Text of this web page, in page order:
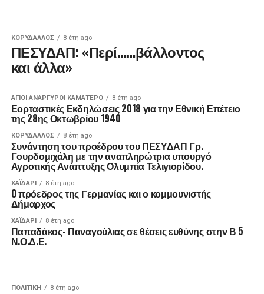
ΚΟΡΥΔΑΛΛΟΣ 8 έτη ago
ΠΕΣΥΔΑΠ: «Περί……βάλλοντος
και άλλα»
ΑΓΙΟΙ ΑΝΑΡΓΥΡΟΙ ΚΑΜΑΤΕΡΟ 8 έτη ago
Εορταστικές Εκδηλώσεις 2018 για την Εθνική Επέτειο
της 28ης Οκτωβρίου 1940
ΚΟΡΥΔΑΛΛΟΣ 8 έτη ago
Συνάντηση του προέδρου του ΠΕΣΥΔΑΠ Γρ.
Γουρδομιχάλη με την αναπληρώτρια υπουργό
Αγροτικής Ανάπτυξης Ολυμπία Τελιγιορίδου.
ΧΑΪΔΑΡΙ 8 έτη ago
O πρόεδρος της Γερμανίας και ο κομμουνιστής
Δήμαρχος
ΧΑΪΔΑΡΙ 8 έτη ago
Παπαδάκος- Παναγούλιας σε θέσεις ευθύνης στην Β 5
Ν.Ο.Δ.Ε.
ΠΟΛΙΤΙΚΉ 8 έτη ago